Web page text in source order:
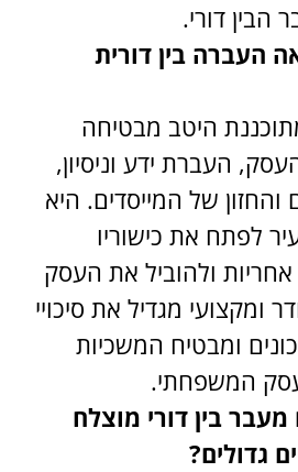
דורי.
העברה בין דורית
היטב מבטיחה
העברת ידע וניסיון,
של המייסדים. היא
לפתח את כישוריו
אחריות ולהוביל את העסק
ומקצועי מגדיל את סיכויי
ומבטיח המשכיות
המשפחתי.
מעבר בין דורי מוצלח
גדולים?